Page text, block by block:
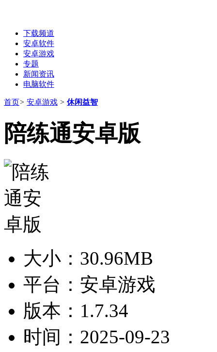
下载频道
安卓软件
安卓游戏
专题
新闻资讯
电脑软件
首页> 安卓游戏 > 休闲益智
陪练通安卓版
大小： 30.96MB
平台： 安卓游戏
版本： 1.7.34
时间： 2025-09-23